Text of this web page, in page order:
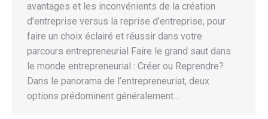
avantages et les inconvénients de la création
d’entreprise versus la reprise d’entreprise, pour
faire un choix éclairé et réussir dans votre
parcours entrepreneurial Faire le grand saut dans
le monde entrepreneurial : Créer ou Reprendre?
Dans le panorama de l’entrepreneuriat, deux
options prédominent généralement…